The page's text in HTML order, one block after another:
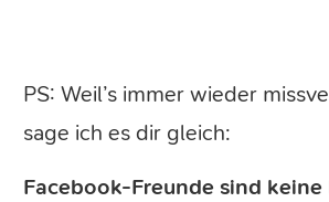
PS: Weil’s immer wieder
sage ich es dir gleich:
Facebook-Freunde sind keine